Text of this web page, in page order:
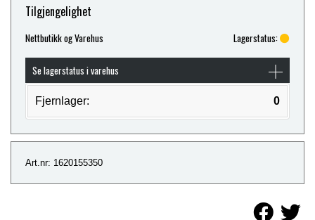
Tilgjengelighet
Nettbutikk og Varehus Lagerstatus:
Se lagerstatus i varehus
Fjernlager: 0
Art.nr: 1620155350